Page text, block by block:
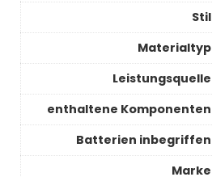
Stil
Materialtyp
Leistungsquelle
enthaltene Komponenten
Batterien inbegriffen
Marke